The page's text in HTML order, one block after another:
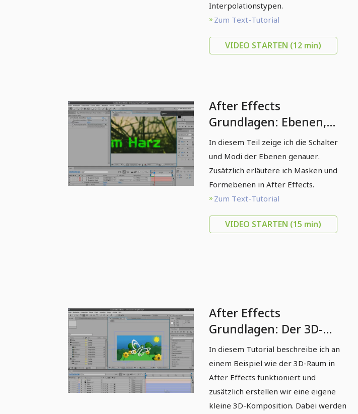
Interpolationstypen.
Zum Text-Tutorial
VIDEO STARTEN (12 min)
After Effects
Grundlagen: Ebenen,
Modi, Masken und
Formebenen
In diesem Teil zeige ich die Schalter
und Modi der Ebenen genauer.
Zusätzlich erläutere ich Masken und
Formebenen in After Effects.
Zum Text-Tutorial
VIDEO STARTEN (15 min)
After Effects
Grundlagen: Der 3D-
Raum in After Effects
In diesem Tutorial beschreibe ich an
einem Beispiel wie der 3D-Raum in
After Effects funktioniert und
zusätzlich erstellen wir eine eigene
kleine 3D-Komposition. Dabei werden